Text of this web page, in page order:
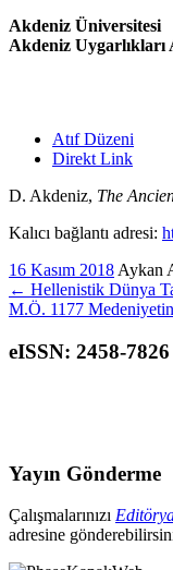
Akdeniz Üniversitesi
Akdeniz Uygarlıkları
Atıf Düzeni
Direkt Link
D. Akdeniz, The
Kalıcı bağlantı adresi:
16 Kasım 2018 Aykan
← Hellenistik Dünya
M.Ö. 1177
eISSN: 2458-7826
Yayın Gönderme
Çalışmalarınızı
adresine